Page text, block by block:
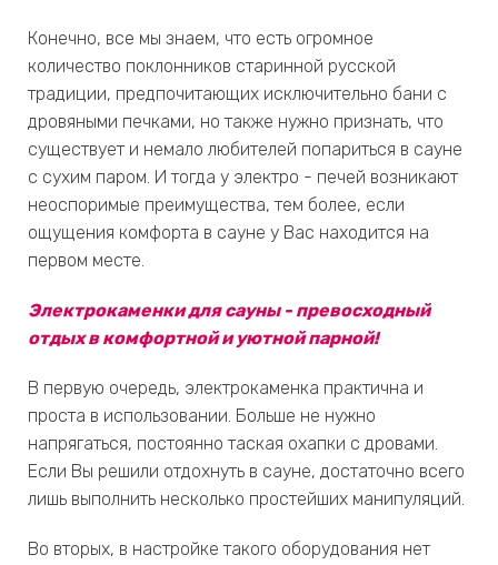
Конечно, все мы знаем, что есть огромное
количество поклонников старинной русской
традиции, предпочитающих исключительно бани с
дровяными печками, но также нужно признать, что
существует и немало любителей попариться в сауне
с сухим паром. И тогда у электро - печей возникают
неоспоримые преимущества, тем более, если
ощущения комфорта в сауне у Вас находится на
первом месте.
Электрокаменки для сауны - превосходный
отдых в комфортной и уютной парной!
В первую очередь, электрокаменка практична и
проста в использовании. Больше не нужно
напрягаться, постоянно таская охапки с дровами.
Если Вы решили отдохнуть в сауне, достаточно всего
лишь выполнить несколько простейших манипуляций.
Во вторых, в настройке такого оборудования нет